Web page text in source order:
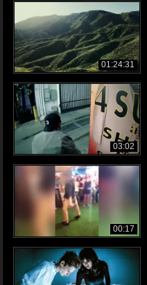
01:24:31
03:02
00:17